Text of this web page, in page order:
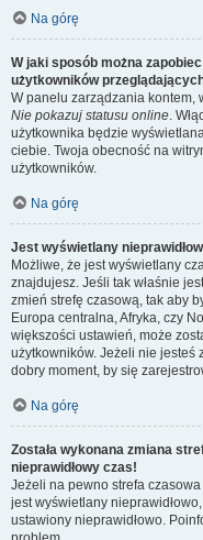
Na górę
W jaki sposób można
użytkowników
W panelu zarządzania kontem,
Nie pokazuj statusu online.
użytkownika będzie
ciebie. Twoja obecność na
użytkowników.
Na górę
Jest wyświetlany
Możliwe, że jest wyświetlany
znajdujesz. Jeśli tak właśnie
zmień strefę czasową, tak aby
Europa centralna, Afryka, czy
większości ustawień, może
użytkowników. Jeżeli nie jesteś
dobry moment, by się
Na górę
Została wykonana zmiana
nieprawidłowy czas!
Jeżeli na pewno strefa czasowa
jest wyświetlany
ustawiony nieprawidłowo.